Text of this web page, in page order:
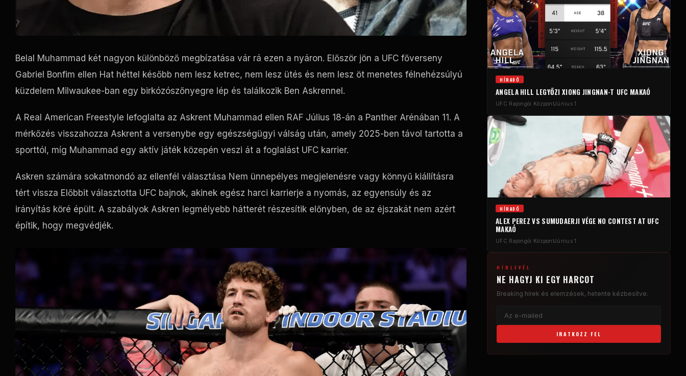
Belal Muhammad két nagyon különböző megbízatása vár rá ezen a nyáron. Először jön a UFC főverseny
Gabriel Bonfim ellen Hat héttel később nem lesz ketrec, nem lesz ütés és nem lesz öt menetes félnehézsúlyú
küzdelem Milwaukee-ban egy birkózószőnyegre lép és találkozik Ben Askrennel.
A Real American Freestyle lefoglalta az Askrent Muhammad ellen RAF Július 18-án a Panther Arénában 11. A
mérkőzés visszahozza Askrent a versenybe egy egészségügyi válság után, amely 2025-ben távol tartotta a
sporttól, míg Muhammad egy aktív játék közepén veszi át a foglalást UFC karrier.
Askren számára sokatmondó az ellenfél választása Nem ünnepélyes megjelenésre vagy könnyű kiállításra
tért vissza Előbbit választotta UFC bajnok, akinek egész harci karrierje a nyomás, az egyensúly és az
irányítás köré épült. A szabályok Askren legmélyebb hátterét részesítik előnyben, de az éjszakát nem azért
építik, hogy megvédjék.
HÍRADÓ
ANGELA HILL LEGYŐZI XIONG JINGNAN-T UFC MAKAÓ
UFC Rajongói KözpontJúnius 1
HÍRADÓ
ALEX PEREZ VS SUMUDAERJI VÉGE NO CONTEST AT UFC
MAKAÓ
UFC Rajongói KözpontJúnius 1
HÍRLEVÉL
NE HAGYJ KI EGY HARCOT
Breaking hírek és elemzések, hetente kézbesítve.
IRATKOZZ FEL